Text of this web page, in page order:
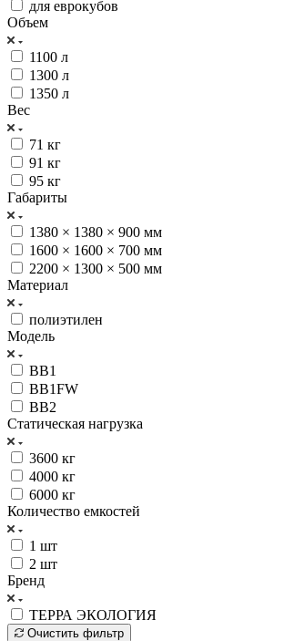
для еврокубов
Объем
1100 л
1300 л
1350 л
Вес
71 кг
91 кг
95 кг
Габариты
1380 × 1380 × 900 мм
1600 × 1600 × 700 мм
2200 × 1300 × 500 мм
Материал
полиэтилен
Модель
BB1
BB1FW
BB2
Статическая нагрузка
3600 кг
4000 кг
6000 кг
Количество емкостей
1 шт
2 шт
Бренд
ТЕРРА ЭКОЛОГИЯ
Очистить фильтр